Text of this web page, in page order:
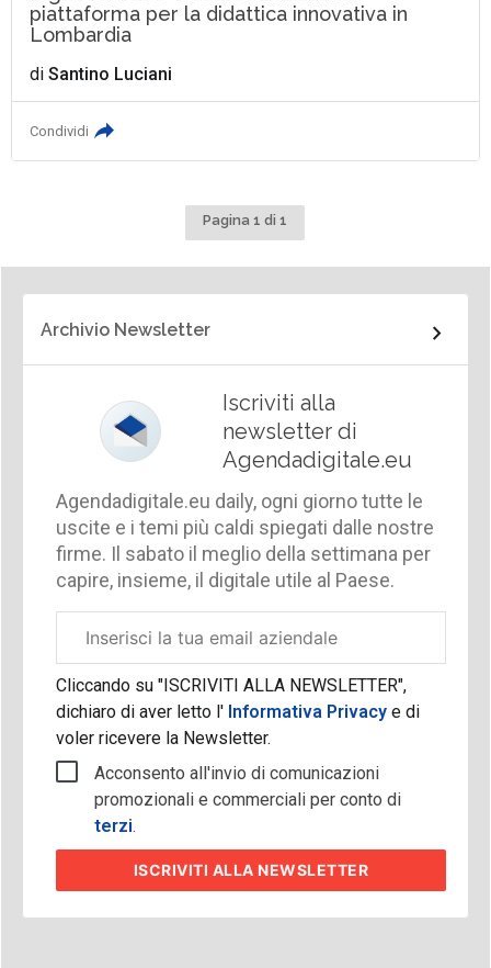
piattaforma per la didattica innovativa in
Lombardia
diSantino Luciani
Condividi
Pagina 1 di 1
Archivio Newsletter
Iscriviti alla
newsletter di
Agendadigitale.eu
Agendadigitale.eu daily, ogni giorno tutte le
uscite e i temi più caldi spiegati dalle nostre
firme. Il sabato il meglio della settimana per
capire, insieme, il digitale utile al Paese.
aziendale
Cliccando su "ISCRIVITI ALLA NEWSLETTER",
dichiaro di aver letto l'Informativa Privacy e di
voler ricevere la Newsletter.
Acconsento all'invio di comunicazioni
promozionali e commerciali per conto di
terzi.
ISCRIVITI ALLA NEWSLETTER